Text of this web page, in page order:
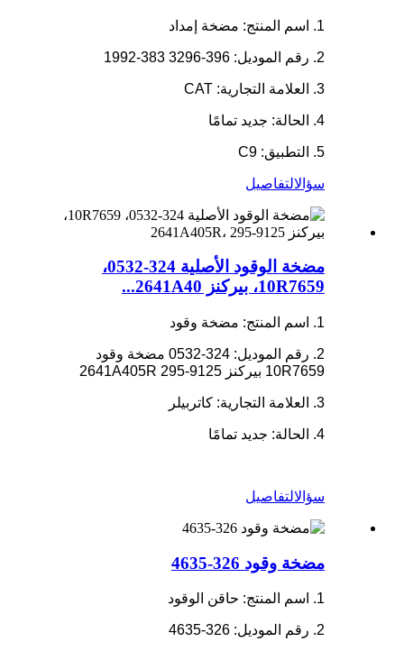
1. اسم المنتج: مضخة إمداد
2. رقم الموديل: 396-3296 383-1992
3. العلامة التجارية: CAT
4. الحالة: جديد تمامًا
5. التطبيق: C9
سؤالالتفاصيل
مضخة الوقود الأصلية 324-0532،
10R7659، بيركنز 2641A40...
1. اسم المنتج: مضخة وقود
2. رقم الموديل: 324-0532 مضخة وقود
10R7659 بيركنز 2641A405R 295-9125
3. العلامة التجارية: كاتربيلر
4. الحالة: جديد تمامًا
سؤالالتفاصيل
مضخة وقود 326-4635
1. اسم المنتج: حاقن الوقود
2. رقم الموديل: 326-4635